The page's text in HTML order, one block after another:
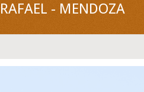
- MENDOZA